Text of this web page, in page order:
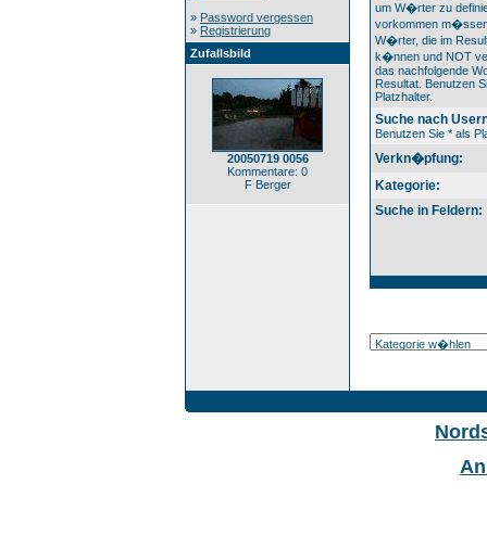
» Password vergessen
» Registrierung
Zufallsbild
20050719 0056
Kommentare: 0
F Berger
um W�rter zu
vorkommen
W�rter, die im
k�nnen und NOT
das nachfolgende
Resultat. Benutzen
Platzhalter.
Suche nach
Benutzen Sie * als
Verkn�pfung:
Kategorie:
Suche in Feldern: